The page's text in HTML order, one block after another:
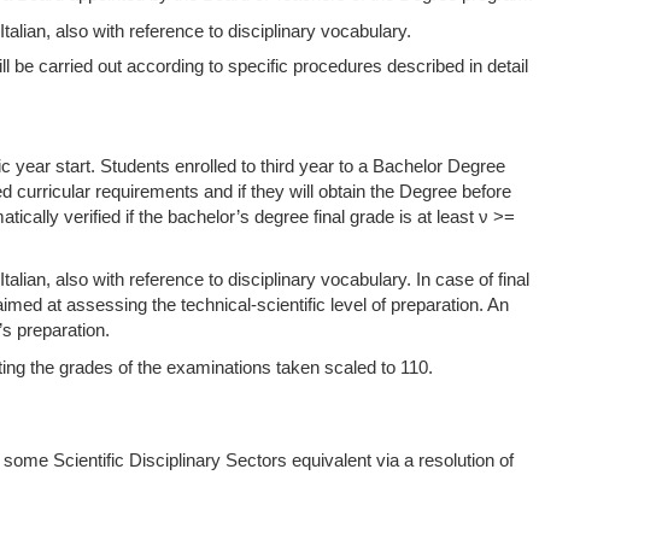
also with reference to disciplinary vocabulary.
be carried out according to specific procedures described in detail
year start. Students enrolled to third year to a Bachelor Degree
requirements and if they will obtain the Degree before
verified if the bachelor’s degree final grade is at least ν >=
also with reference to disciplinary vocabulary. In case of final
at assessing the technical-scientific level of preparation. An
preparation.
the grades of the examinations taken scaled to 110.
Scientific Disciplinary Sectors equivalent via a resolution of